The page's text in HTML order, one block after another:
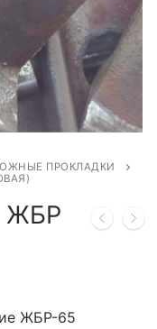
ПРОКЛАДКИ
ЖБР
ЖБР-65